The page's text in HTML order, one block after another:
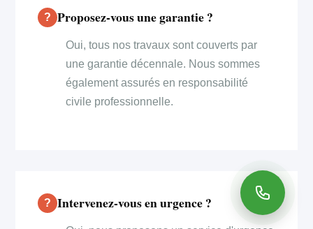
Proposez-vous une garantie ?
Oui, tous nos travaux sont couverts par
une garantie décennale. Nous sommes
également assurés en responsabilité
civile professionnelle.
Intervenez-vous en urgence ?